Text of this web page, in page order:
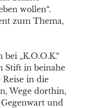
wollen“.
zum Thema,
„K.O.O.K.“
Stift in beinahe
in die
Wege dorthin,
und